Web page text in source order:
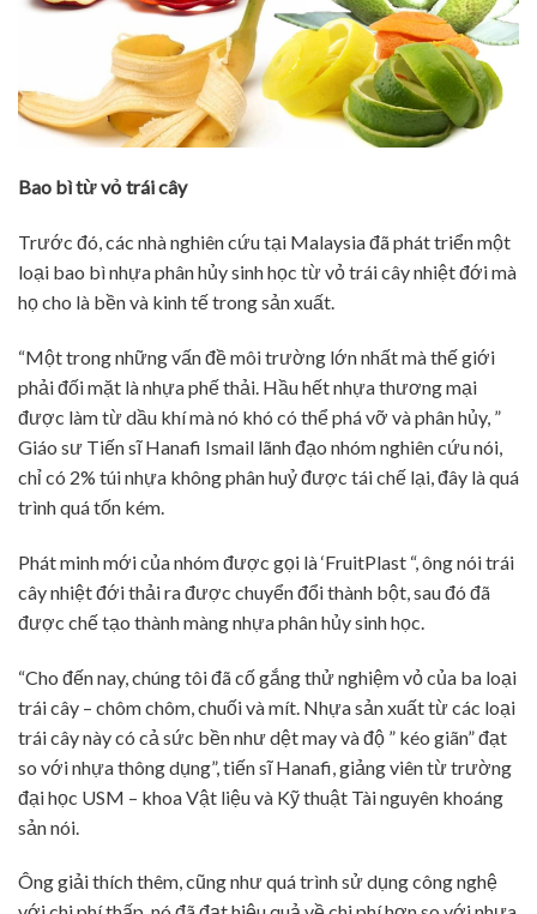
Bao bì từ vỏ trái cây
Trước đó, các nhà nghiên cứu tại Malaysia đã phát triển một
loại bao bì nhựa phân hủy sinh học từ vỏ trái cây nhiệt đới mà
họ cho là bền và kinh tế trong sản xuất.
“Một trong những vấn đề môi trường lớn nhất mà thế giới
phải đối mặt là nhựa phế thải. Hầu hết nhựa thương mại
được làm từ dầu khí mà nó khó có thể phá vỡ và phân hủy, ”
Giáo sư Tiến sĩ Hanafi Ismail lãnh đạo nhóm nghiên cứu nói,
chỉ có 2% túi nhựa không phân huỷ được tái chế lại, đây là quá
trình quá tốn kém.
Phát minh mới của nhóm được gọi là ‘FruitPlast “, ông nói trái
cây nhiệt đới thải ra được chuyển đổi thành bột, sau đó đã
được chế tạo thành màng nhựa phân hủy sinh học.
“Cho đến nay, chúng tôi đã cố gắng thử nghiệm vỏ của ba loại
trái cây – chôm chôm, chuối và mít. Nhựa sản xuất từ các loại
trái cây này có cả sức bền như dệt may và độ ” kéo giãn” đạt
so với nhựa thông dụng”, tiến sĩ Hanafi, giảng viên từ trường
đại học USM – khoa Vật liệu và Kỹ thuật Tài nguyên khoáng
sản nói.
Ông giải thích thêm, cũng như quá trình sử dụng công nghệ